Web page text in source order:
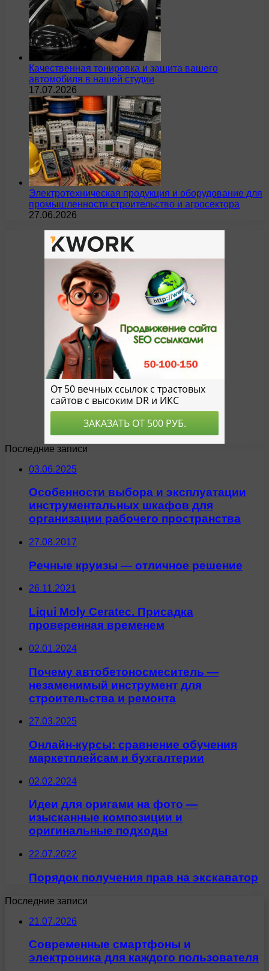
Качественная тонировка и защита вашего
автомобиля в нашей студии
17.07.2026
Электротехническая продукция и оборудование для
промышленности строительство и агросектора
27.06.2026
Последние записи
03.06.2025
Особенности выбора и эксплуатации
инструментальных шкафов для
организации рабочего пространства
27.08.2017
Речные круизы — отличное решение
26.11.2021
Liqui Moly Ceratec. Присадка
проверенная временем
02.01.2024
Почему автобетоносмеситель —
незаменимый инструмент для
строительства и ремонта
27.03.2025
Онлайн-курсы: сравнение обучения
маркетплейсам и бухгалтерии
02.02.2024
Идеи для оригами на фото —
изысканные композиции и
оригинальные подходы
22.07.2022
Порядок получения прав на экскаватор
Последние записи
21.07.2026
Современные смартфоны и
электроника для каждого пользователя